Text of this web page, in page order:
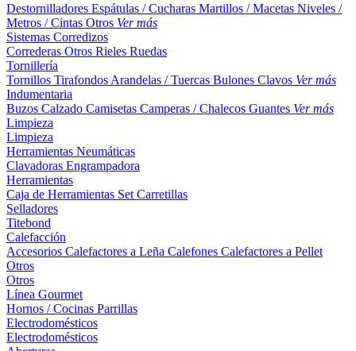
Destornilladores Espátulas / Cucharas Martillos / Macetas Niveles /
Metros / Cintas Otros Ver más
Sistemas Corredizos
Correderas Otros Rieles Ruedas
Tornillería
Tornillos Tirafondos Arandelas / Tuercas Bulones Clavos Ver más
Indumentaria
Buzos Calzado Camisetas Camperas / Chalecos Guantes Ver más
Limpieza
Limpieza
Herramientas Neumáticas
Clavadoras Engrampadora
Herramientas
Caja de Herramientas Set Carretillas
Selladores
Titebond
Calefacción
Accesorios Calefactores a Leña Calefones Calefactores a Pellet
Otros
Otros
Línea Gourmet
Hornos / Cocinas Parrillas
Electrodomésticos
Electrodomésticos